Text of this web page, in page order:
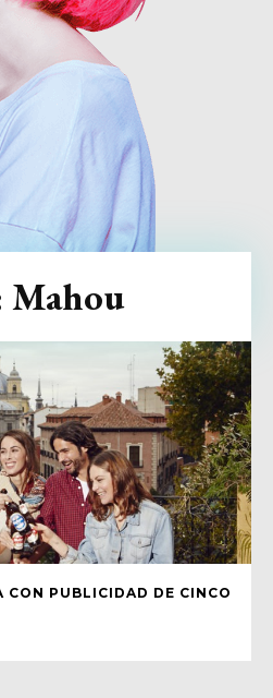
CON PUBLICIDAD DE CINCO
Mahou